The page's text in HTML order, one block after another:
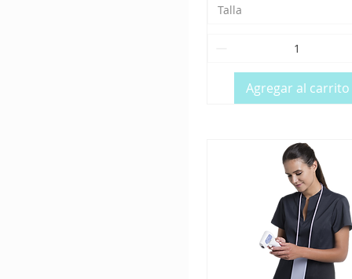
Talla
Agregar al carrito